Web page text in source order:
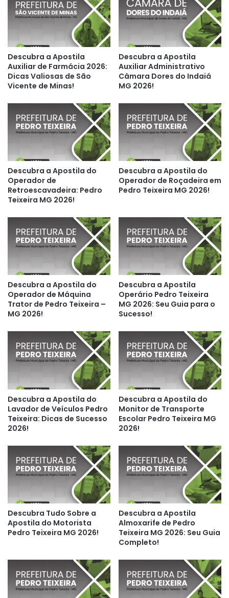
Descubra a Apostila
Auxiliar de Farmácia 2026:
Dicas Valiosas de São
Vicente de Minas!
Descubra a Apostila
Auxiliar Administrativo
Câmara Dores do Indaiá
MG 2026!
Descubra a Apostila do
Operador de
Retroescavadeira: Pedro
Teixeira MG 2026!
Descubra a Apostila do
Operador de Roçadeira em
Pedro Teixeira MG 2026!
Descubra a Apostila do
Operador de Máquina
Trator de Pedro Teixeira –
MG 2026!
Descubra a Apostila
Operário Pedro Teixeira
MG 2026: Seu Guia para o
Sucesso!
Descubra a Apostila do
Lavador de Veículos Pedro
Teixeira: Dicas de Sucesso
2026!
Descubra a Apostila do
Monitor de Transporte
Escolar Pedro Teixeira MG
2026!
Descubra Tudo Sobre a
Apostila do Motorista
Pedro Teixeira MG 2026!
Descubra a Apostila
Almoxarife de Pedro
Teixeira MG 2026: Seu Guia
Completo!